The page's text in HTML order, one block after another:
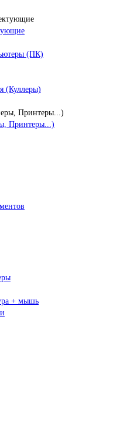
(ПК)
(Куллеры)
Принтеры...)
+ мышь